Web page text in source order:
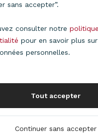
sans accepter”.
consulter notre
pour en savoir plus
personnelles.
Continuer sans accepter
Tout accepter